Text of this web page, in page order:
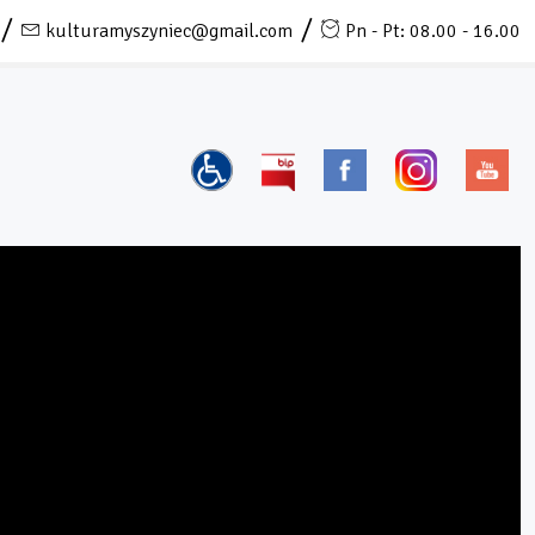
kulturamyszyniec@gmail.com Pn - Pt: 08.00 - 16.00